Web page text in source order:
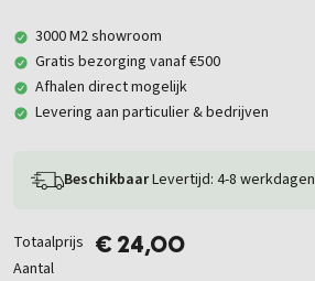
3000 M2 showroom
Gratis bezorging vanaf €500
Afhalen direct mogelijk
Levering aan particulier & bedrijven
BeschikbaarLevertijd: 4-8 werkdagen
Totaalprijs € 24,00
Aantal